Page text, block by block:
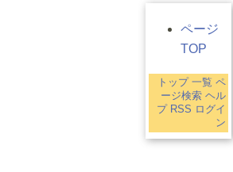
ページ
TOP
トップ 一覧 ペ
ージ検索 ヘル
プ RSS ログイ
ン